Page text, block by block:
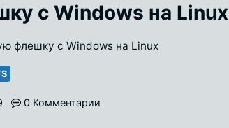
с Windows на Linux
флешку с Windows на Linux
0 Комментарии